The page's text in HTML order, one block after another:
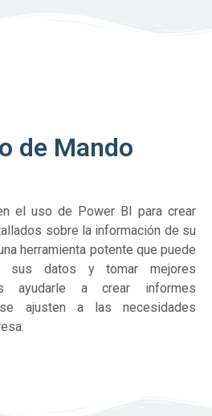
de Mando
el uso de Power BI para crear
sobre la información de su
herramienta potente que puede
sus datos y tomar mejores
ayudarle a crear informes
ajusten a las necesidades